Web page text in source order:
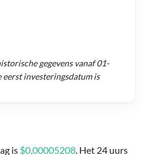
is $0,00005208 . Het 24 uurs
gegevens vanaf01-
eerst investeringsdatum is